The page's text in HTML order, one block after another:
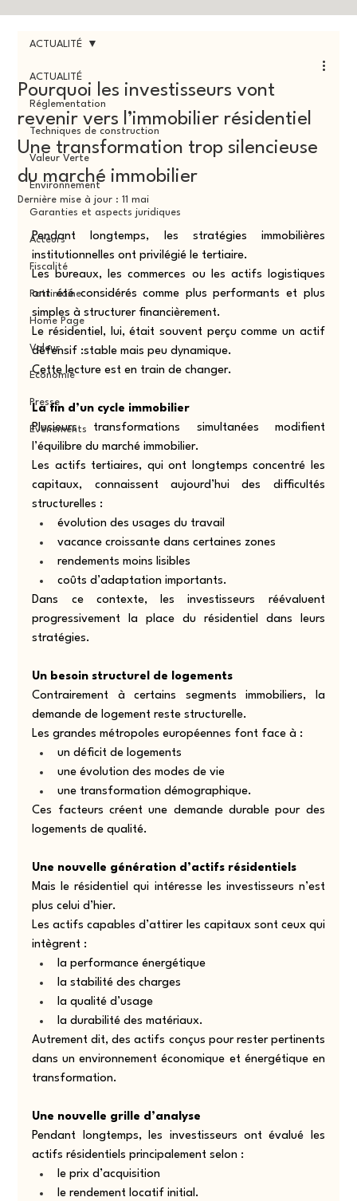
ACTUALITÉ
Réglementation
Techniques de construction
Valeur Verte
Environnement
Garanties et aspects juridiques
Acteurs
Fiscalité
Patrimoine
Home Page
Valeur
Economie
Presse
Événements
ACTUALITÉ
Pourquoi les investisseurs vont
revenir vers l’immobilier résidentiel
Une transformation trop silencieuse
du marché immobilier
Dernière mise à jour :11 mai
Pendant longtemps, les stratégies immobilières
institutionnelles ont privilégié le tertiaire.
Les bureaux, les commerces ou les actifs logistiques
ont été considérés comme plus performants et plus
simples à structurer financièrement.
Le résidentiel, lui, était souvent perçu comme un actif
défensif :stable mais peu dynamique.
Cette lecture est en train de changer.
La fin d’un cycle immobilier
Plusieurs transformations simultanées modifient
l’équilibre du marché immobilier.
Les actifs tertiaires, qui ont longtemps concentré les
capitaux, connaissent aujourd’hui des difficultés
structurelles :
évolution des usages du travail
vacance croissante dans certaines zones
rendements moins lisibles
coûts d’adaptation importants.
Dans ce contexte, les investisseurs réévaluent
progressivement la place du résidentiel dans leurs
stratégies.
Un besoin structurel de logements
Contrairement à certains segments immobiliers, la
demande de logement reste structurelle.
Les grandes métropoles européennes font face à :
un déficit de logements
une évolution des modes de vie
une transformation démographique.
Ces facteurs créent une demande durable pour des
logements de qualité.
Une nouvelle génération d’actifs résidentiels
Mais le résidentiel qui intéresse les investisseurs n’est
plus celui d’hier.
Les actifs capables d’attirer les capitaux sont ceux qui
intègrent :
la performance énergétique
la stabilité des charges
la qualité d’usage
la durabilité des matériaux.
Autrement dit, des actifs conçus pour rester pertinents
dans un environnement économique et énergétique en
transformation.
Une nouvelle grille d’analyse
Pendant longtemps, les investisseurs ont évalué les
actifs résidentiels principalement selon :
le prix d’acquisition
le rendement locatif initial.